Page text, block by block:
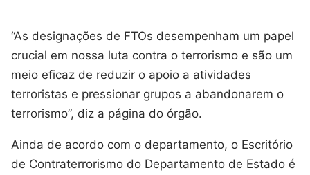
“As designações de FTOs desempenham um papel
crucial em nossa luta contra o terrorismo e são um
meio eficaz de reduzir o apoio a atividades
terroristas e pressionar grupos a abandonarem o
terrorismo”, diz a página do órgão.
Ainda de acordo com o departamento, o Escritório
de Contraterrorismo do Departamento de Estado é